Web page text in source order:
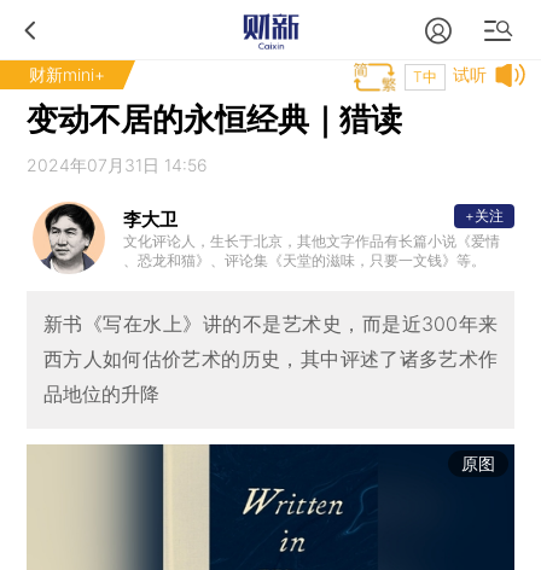
财新mini+ 试听
T中
变动不居的永恒经典｜猎读
2024年07月31日 14:56
李大卫
文化评论人，生长于北京，其他文字作品有长篇小说《爱情
、恐龙和猫》、评论集《天堂的滋味，只要一文钱》等。
+关注
新书《写在水上》讲的不是艺术史，而是近300年来
西方人如何估价艺术的历史，其中评述了诸多艺术作
品地位的升降
原图